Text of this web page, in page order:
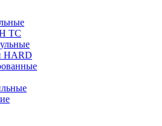
TC
HARD